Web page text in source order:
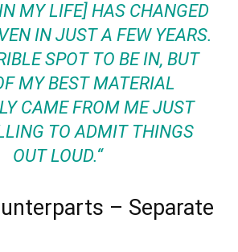
MY LIFE] HAS CHANGED
IN JUST A FEW YEARS.
SPOT TO BE IN, BUT
MY BEST MATERIAL
CAME FROM ME JUST
TO ADMIT THINGS
OUT LOUD.“
– Separate